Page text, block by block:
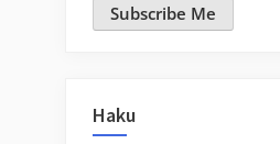
Subscribe Me
Haku